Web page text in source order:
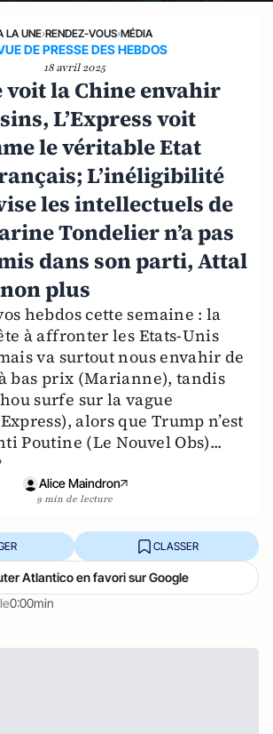
LA UNE›RENDEZ-VOUS›MÉDIA
DE PRESSE DES HEBDOS
18 avril 2025
la Chine envahir
L’Express voit
le véritable Etat
L’inéligibilité
les intellectuels de
Tondelier n’a pas
dans son parti, Attal
non plus
hebdos cette semaine : la
à affronter les Etats-Unis
va surtout nous envahir de
bas prix (Marianne), tandis
surfe sur la vague
alors que Trump n’est
Poutine (Le Nouvel Obs)...
Alice Maindron
9 min de lecture
0:00min
CLASSER
Atlantico en favori sur Google